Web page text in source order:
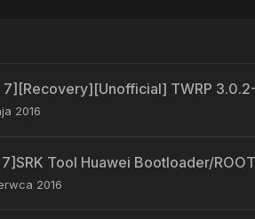
7][Recovery][Unofficial] TWRP
2016
Tool Huawei Bootloader/
2016